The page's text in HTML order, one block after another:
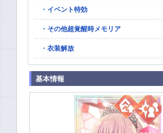
イベント特効
その他超覚醒時メモリア
衣装解放
基本情報